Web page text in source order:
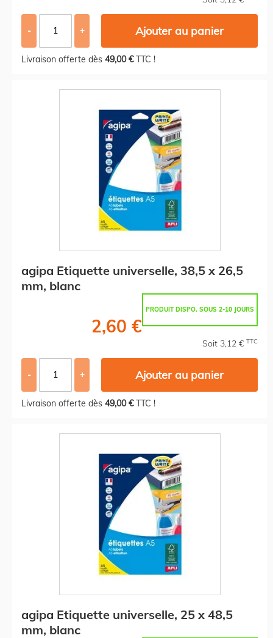
- + Ajouter au panier
Livraison offerte dès 49,00 €TTC !
agipa Etiquette universelle, 38,5 x 26,5
mm, blanc
PRODUIT DISPO. SOUS 2-10 JOURS
2,60 €
Soit 3,12 € TTC
- + Ajouter au panier
Livraison offerte dès 49,00 €TTC !
agipa Etiquette universelle, 25 x 48,5
mm, blanc